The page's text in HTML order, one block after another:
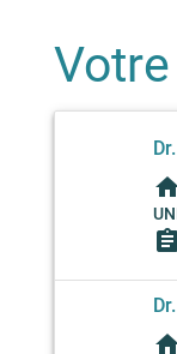
assignment